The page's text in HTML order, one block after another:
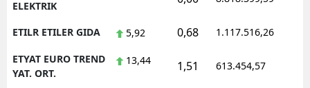
ELEKTRIK
ETILR ETILER GIDA 5,92 0,68 1.117.516,26
ETYAT EURO TREND
YAT. ORT.
13,44 1,51 613.454,57